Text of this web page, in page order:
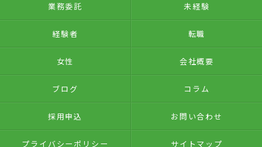
業務委託 未経験
経験者 転職
女性 会社概要
ブログ コラム
採用申込 お問い合わせ
プライバシーポリシー サイトマップ